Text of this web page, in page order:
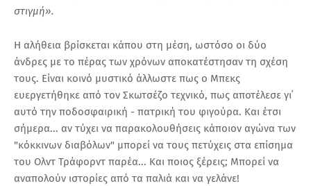
στιγμή».
Η αλήθεια βρίσκεται κάπου στη μέση, ωστόσο οι δύο
άνδρες με το πέρας των χρόνων αποκατέστησαν τη σχέση
τους. Είναι κοινό μυστικό άλλωστε πως ο Μπεκς
ευεργετήθηκε από τον Σκωτσέζο τεχνικό, πως αποτέλεσε γι΄
αυτό την ποδοσφαιρική - πατρική του φιγούρα. Και έτσι
σήμερα... αν τύχει να παρακολουθήσεις κάποιον αγώνα των
"κόκκινων διαβόλων" μπορεί να τους πετύχεις στα επίσημα
του Ολντ Τράφορντ παρέα... Και ποιος ξέρεις; Μπορεί να
αναπολούν ιστορίες από τα παλιά και να γελάνε!